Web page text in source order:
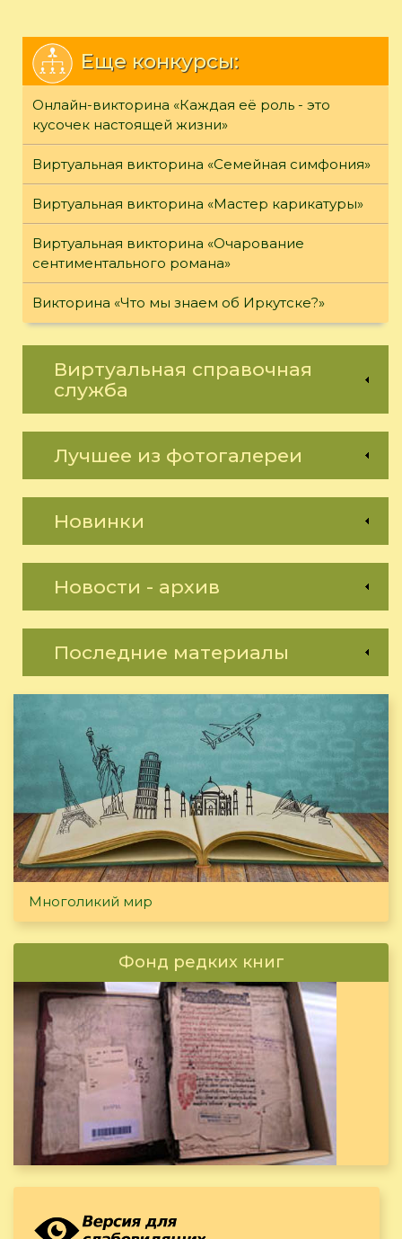
Еще конкурсы:
Онлайн-викторина «Каждая её роль - это
кусочек настоящей жизни»
Виртуальная викторина «Семейная симфония»
Виртуальная викторина «Мастер карикатуры»
Виртуальная викторина «Очарование
сентиментального романа»
Викторина «Что мы знаем об Иркутске?»
Виртуальная справочная
служба
Лучшее из фотогалереи
Новинки
Новости - архив
Последние материалы
Многоликий мир
Фонд редких книг